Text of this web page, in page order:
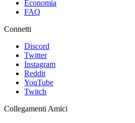
Economia
FAQ
Connetti
Discord
Twitter
Instagram
Reddit
YouTube
Twitch
Collegamenti Amici